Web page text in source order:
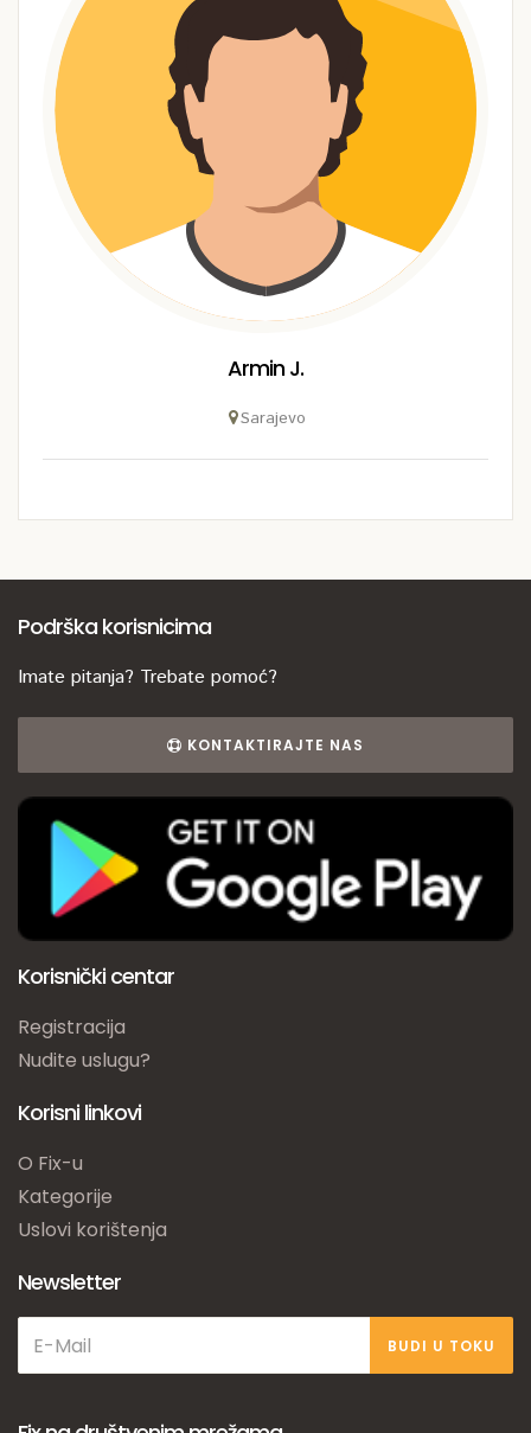
Armin J.
Sarajevo
Podrška korisnicima
Imate pitanja? Trebate pomoć?
KONTAKTIRAJTE NAS
Korisnički centar
Registracija
Nudite uslugu?
Korisni linkovi
O Fix-u
Kategorije
Uslovi korištenja
Newsletter
BUDI U TOKU